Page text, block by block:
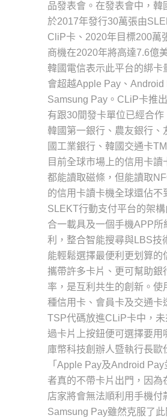
品發表會。在發表會中，韓
於2017年發行30萬張由
CliP卡、2020年目標200萬
商機在2020年將高達7.6億
韓國電信表示此平台的綁卡
會超越Apple Pay、Android
Samsung Pay。CLiP卡推
有跟30間發卡單位已經合作
韓國第一銀行、農友銀行、
國工業銀行、韓國交通卡
目前全球市場上的信用卡讀
都能讀取磁條，但能讀取
的信用卡讀卡機全球還佔不
SLEKT行動支付平台的架
合一載具及一個手機APP所
利，整合智能搜尋與LBS技
能輕鬆選擇最便利更划算的
攜帶許多卡片、更可幫助銀
率，是互利共生的創新。使
種信用卡、會員卡及交通卡
TSP代碼放進CLiP卡中，
過卡片上按鈕便可選擇要用
庫幣科技創辦人暨執行長歐
「Apple Pay及Android Pay
者真的不帶卡片出門，因為
店家將會無法順利用手機付
Samsung Pay雖然克服了